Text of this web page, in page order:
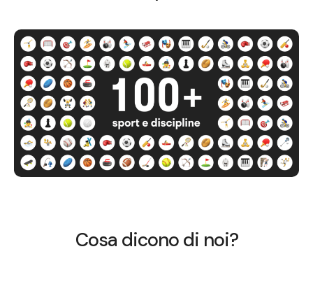
Cosa dicono di noi?